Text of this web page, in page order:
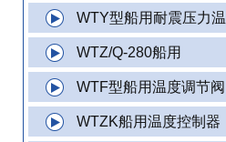
WTY型船用耐震压力温
WTZ/Q-280船用
WTF型船用温度调节阀
WTZK船用温度控制器